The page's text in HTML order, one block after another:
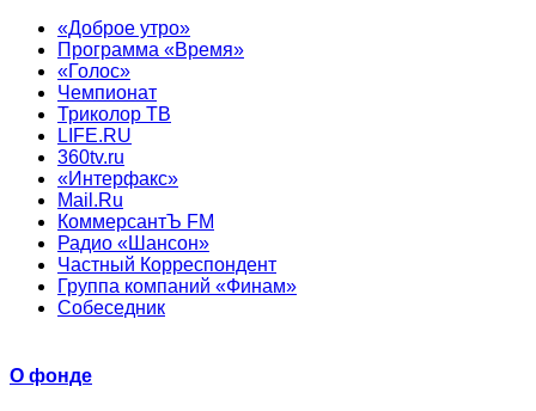
«Доброе утро»
Программа «Время»
«Голос»
Чемпионат
Триколор ТВ
LIFE.RU
360tv.ru
«Интерфакс»
Mail.Ru
КоммерсантЪ FM
Радио «Шансон»
Частный Корреспондент
Группа компаний «Финам»
Собеседник
О фонде